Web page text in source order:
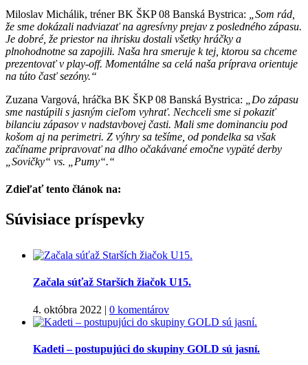
Miloslav Michálik, tréner BK ŠKP 08 Banská Bystrica: „Som rád,
že sme dokázali nadviazať na agresívny prejav z posledného zápasu.
Je dobré, že priestor na ihrisku dostali všetky hráčky a
plnohodnotne sa zapojili. Naša hra smeruje k tej, ktorou sa chceme
prezentovať v play-off. Momentálne sa celá naša príprava orientuje
na túto časť sezóny.“
Zuzana Vargová, hráčka BK ŠKP 08 Banská Bystrica: „Do zápasu
sme nastúpili s jasným cieľom vyhrať. Nechceli sme si pokaziť
bilanciu zápasov v nadstavbovej časti. Mali sme dominanciu pod
košom aj na perimetri. Z výhry sa tešíme, od pondelka sa však
začíname pripravovať na dlho očakávané emočne vypäté derby
„Sovičky“ vs. „Pumy“.“
Zdieľať tento článok na:
Facebook
Twitter
Súvisiace príspevky
Začala súťaž Starších žiačok U15.
4. októbra 2022 | 0 komentárov
Kadeti – postupujúci do skupiny GOLD sú jasní.